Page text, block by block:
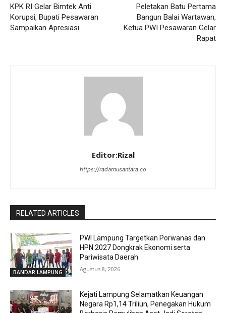
KPK RI Gelar Bimtek Anti
Korupsi, Bupati Pesawaran
Sampaikan Apresiasi
Peletakan Batu Pertama
Bangun Balai Wartawan,
Ketua PWI Pesawaran Gelar
Rapat
Editor:Rizal
https://radarnusantara.co
RELATED ARTICLES
BANDAR LAMPUNG
PWI Lampung Targetkan Porwanas dan
HPN 2027 Dongkrak Ekonomi serta
Pariwisata Daerah
Agustus 8, 2026
Kejati Lampung Selamatkan Keuangan
Negara Rp1,14 Triliun, Penegakan Hukum